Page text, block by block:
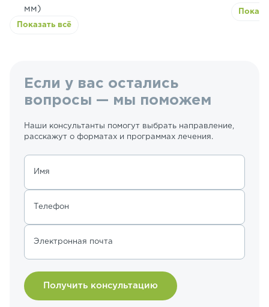
мм)
Показать всё
Если у вас остались
вопросы — мы поможем
Наши консультанты помогут выбрать направление,
расскажут о форматах и программах лечения.
Имя
Телефон
Электронная почта